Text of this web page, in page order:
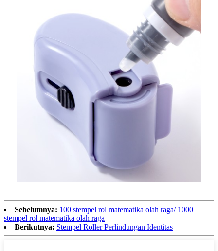
Sebelumnya: 100 stempel rol matematika olah raga/ 1000
stempel rol matematika olah raga
Berikutnya: Stempel Roller Perlindungan Identitas